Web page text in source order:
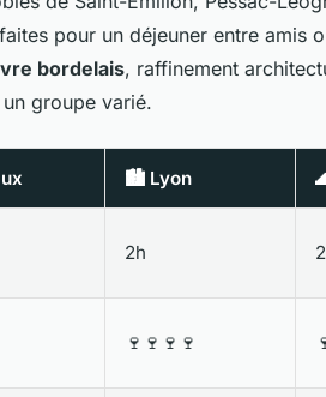
pour un déjeuner entre amis
bordelais, raffinement
groupe varié.
🏙️ Lyon
2h
🍷🍷🍷🍷